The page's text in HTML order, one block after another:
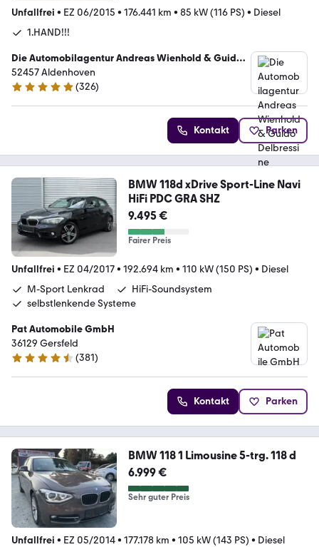
Unfallfrei • EZ 06/2015 • 176.441 km • 85 kW (116 PS) • Diesel
1.HAND!!!
Die Automobilagentur Andreas Wienhold & Guido
Delbressine
52457 Aldenhoven
4.8 Sterne
(326)
Kontakt Parken
BMW 118d xDrive Sport-Line Navi
HiFi PDC GRA SHZ
9.495 €
Fairer Preis
Unfallfrei • EZ 04/2017• 192.694 km • 110 kW (150 PS) • Diesel
M-Sport Lenkrad
HiFi-Soundsystem
selbstlenkende Systeme
Pat Automobile GmbH
36129 Gersfeld
4.6 Sterne
(381)
Kontakt Parken
BMW 118 1 Limousine 5-trg. 118 d
6.999 €
Sehr guter Preis
Unfallfrei • EZ 05/2014• 177.178 km • 105 kW (143 PS) • Diesel